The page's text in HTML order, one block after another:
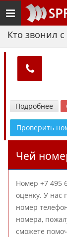
Toggle
navigation
Кто звонил
Подробнее
Проверить
Чей
Номер +7 495
оценку. У нас
номер
номера,
сможете